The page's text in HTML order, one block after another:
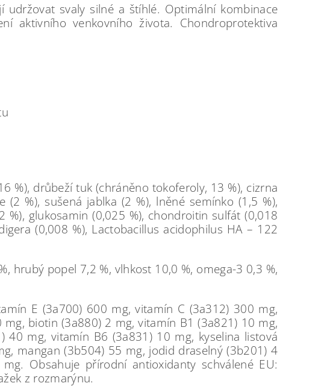
udržovat svaly silné a štíhlé. Optimální kombinace
aktivního venkovního života. Chondroprotektiva
%), drůbeží tuk (chráněno tokoferoly, 13 %), cizrna
%), sušená jablka (2 %), lněné semínko (1,5 %),
%), glukosamin (0,025 %), chondroitin sulfát (0,018
(0,008 %), Lactobacillus acidophilus HA – 122
hrubý popel 7,2 %, vlhkost 10,0 %, omega-3 0,3 %,
E (3a700) 600 mg, vitamín C (3a312) 300 mg,
biotin (3a880) 2 mg, vitamín B1 (3a821) 10 mg,
mg, vitamín B6 (3a831) 10 mg, kyselina listová
mangan (3b504) 55 mg, jodid draselný (3b201) 4
Obsahuje přírodní antioxidanty schválené EU:
z rozmarýnu.